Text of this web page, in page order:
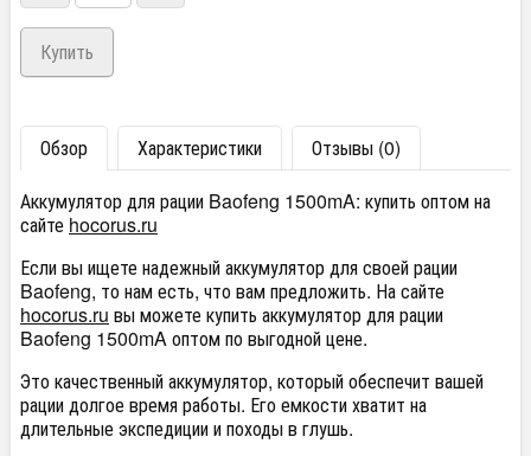
Обзор Характеристики
Отзывы (0)
Аккумулятор для рации Baofeng 1500mA: купить оптом на
сайте hocorus.ru
Если вы ищете надежный аккумулятор для своей рации
Baofeng, то нам есть, что вам предложить. На сайте
hocorus.ru вы можете купить аккумулятор для рации
Baofeng 1500mA оптом по выгодной цене.
Это качественный аккумулятор, который обеспечит вашей
рации долгое время работы. Его емкости хватит на
длительные экспедиции и походы в глушь.